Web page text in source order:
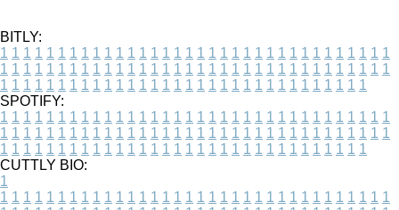
BITLY:
1 1 1 1 1 1 1 1 1 1 1 1 1 1 1 1 1 1 1 1 1 1 1 1 1 1 1 1 1 1 1 1 1 1
1 1 1 1 1 1 1 1 1 1 1 1 1 1 1 1 1 1 1 1 1 1 1 1 1 1 1 1 1 1 1 1 1 1
1 1 1 1 1 1 1 1 1 1 1 1 1 1 1 1 1 1 1 1 1 1 1 1 1 1 1 1 1 1 1 1
SPOTIFY:
1 1 1 1 1 1 1 1 1 1 1 1 1 1 1 1 1 1 1 1 1 1 1 1 1 1 1 1 1 1 1 1 1 1
1 1 1 1 1 1 1 1 1 1 1 1 1 1 1 1 1 1 1 1 1 1 1 1 1 1 1 1 1 1 1 1 1 1
1 1 1 1 1 1 1 1 1 1 1 1 1 1 1 1 1 1 1 1 1 1 1 1 1 1 1 1 1 1 1 1
CUTTLY BIO:
1
1 1 1 1 1 1 1 1 1 1 1 1 1 1 1 1 1 1 1 1 1 1 1 1 1 1 1 1 1 1 1 1 1 1